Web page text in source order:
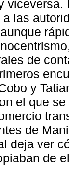
las
de
y
el que
de
deja ver
de